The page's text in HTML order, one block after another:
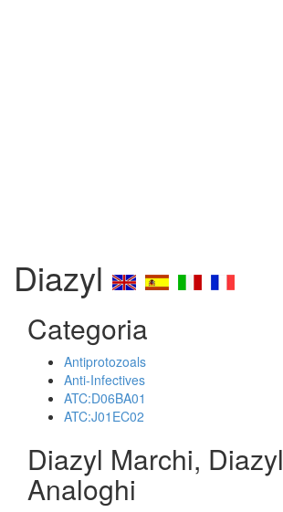
Diazyl
Categoria
Antiprotozoals
Anti-Infectives
ATC:D06BA01
ATC:J01EC02
Diazyl Marchi, Diazyl
Analoghi